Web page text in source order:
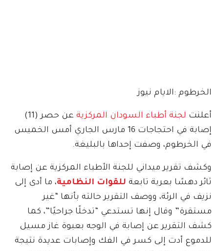
الخرطوم :الايام نيوز
أعلنت لجنة أطباء السودان المركزية
عن حصر (11)
إصابة في احتجاجات 16 مارس الجاري أمس الخميس
في الخرطوم، وصفت إحداها بالبليغة.
وكشف تقرير ميداني للجنة الأطباء المركزية عن إصابة
ثائر دهسًا بعربة تابعة للقوات النظامية، ما أدى إلى
نزيف في الرئة، ووصف التقرير حالته بأنها “غير
مستقرة” وقال إنها تستدعي “تدخلًا جراحيًا”، كما
كشف التقرير عن إصابة في الوجه بعبوة غاز مسيل
للدموع أدت إلى كسر في الفك وإصابات عديدة نتيجة